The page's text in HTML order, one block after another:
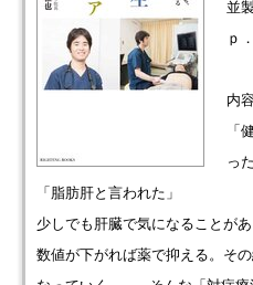
並
ｐ
内
「
っ
「脂肪肝と言われた」
少しでも肝臓で気になることが
数値が下がれば薬で抑える。そ